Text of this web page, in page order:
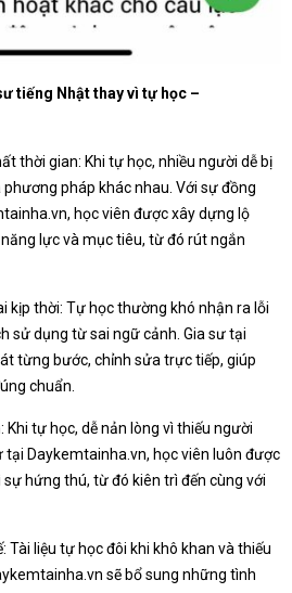
tiếng Nhật thay vì tự học –
thời gian: Khi tự học, nhiều người dễ bị
pháp khác nhau. Với sự đồng
học viên được xây dựng lộ
lực và mục tiêu, từ đó rút ngắn
kịp thời: Tự học thường khó nhận ra lỗi
sử dụng từ sai ngữ cảnh. Gia sư tại
từng bước, chỉnh sửa trực tiếp, giúp
chuẩn.
tự học, dễ nản lòng vì thiếu người
tại Daykemtainha.vn, học viên luôn được
sự hứng thú, từ đó kiên trì đến cùng với
Tài liệu tự học đôi khi khô khan và thiếu
sẽ bổ sung những tình